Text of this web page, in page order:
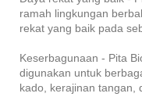
ramah lingkungan
rekat yang baik pada
Keserbagunaan - Pita
digunakan untuk
kado, kerajinan tangan,